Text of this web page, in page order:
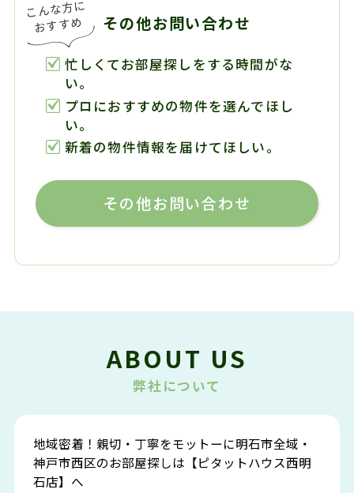
その他お問い合わせ
忙しくてお部屋探しをする時間がな
い。
プロにおすすめの物件を選んでほし
い。
新着の物件情報を届けてほしい。
その他お問い合わせ
ABOUT US
弊社について
地域密着！親切・丁寧をモットーに明石市全域・
神戸市西区のお部屋探しは【ピタットハウス西明
石店】へ